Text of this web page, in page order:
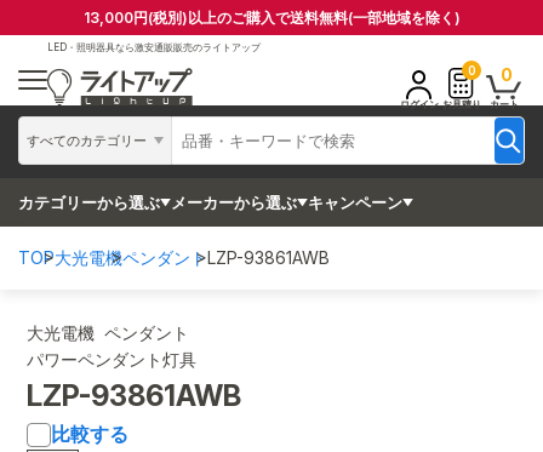
13,000円(税別)以上のご購入で送料無料(一部地域を除く)
LED・照明器具なら激安通販販売のライトアップ
すべてのカテゴリー
ログイン
0
お見積り
0
カート
カテゴリーから選ぶ メーカーから選ぶ キャンペーン
TOP大光電機ペンダントLZP-93861AWB
大光電機 ペンダント
パワーペンダント灯具
LZP-93861AWB
比較する